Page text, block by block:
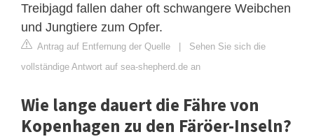
Treibjagd fallen daher oft schwangere Weibchen
und Jungtiere zum Opfer.
Antrag auf Entfernung der Quelle | Sehen Sie sich die
vollständige Antwort auf sea-shepherd.de an
Wie lange dauert die Fähre von
Kopenhagen zu den Färöer-Inseln?